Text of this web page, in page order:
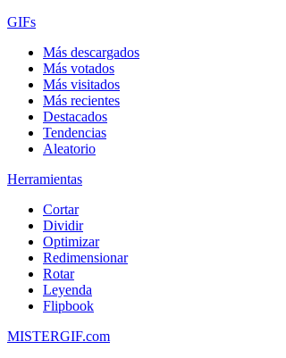
GIFs
Más descargados
Más votados
Más visitados
Más recientes
Destacados
Tendencias
Aleatorio
Herramientas
Cortar
Dividir
Optimizar
Redimensionar
Rotar
Leyenda
Flipbook
MISTERGIF.com